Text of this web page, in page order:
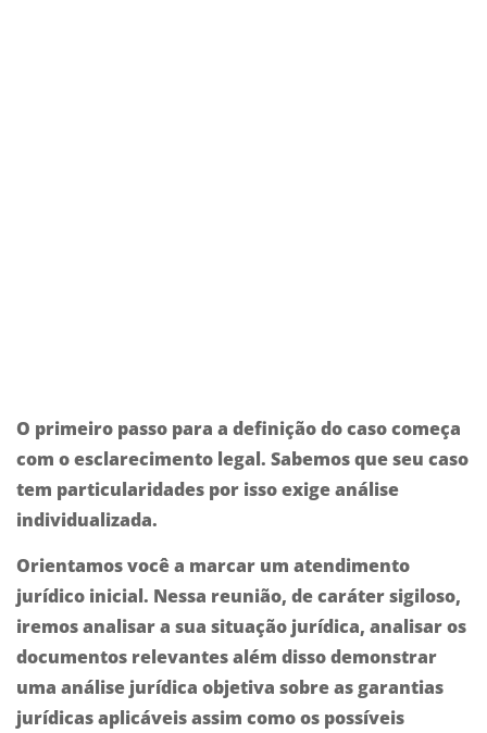
O primeiro passo para a definição do casocomeça
com oesclarecimento legal. Sabemos queseu caso
tem particularidades por isso exigeanálise
individualizada.
Orientamos você a marcar um atendimento
jurídico inicial. Nessa reunião, de carátersigiloso,
iremosanalisara sua situação jurídica, analisaros
documentos relevantesalém dissodemonstrar
uma análise jurídica objetiva sobreas garantias
jurídicas aplicáveisassim como os possíveis